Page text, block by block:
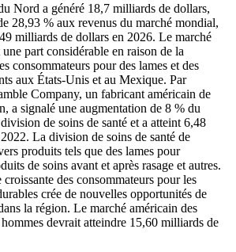
Nord a généré 18,7 milliards de dollars,
28,93 % aux revenus du marché mondial,
milliards de dollars en 2026. Le marché
part considérable en raison de la
consommateurs pour des lames et des
aux États-Unis et au Mexique. Par
Company, un fabricant américain de
a signalé une augmentation de 8 % du
de soins de santé et a atteint 6,48
La division de soins de santé de
produits tels que des lames pour
de soins avant et après rasage et autres.
des consommateurs pour les
crée de nouvelles opportunités de
la région. Le marché américain des
devrait atteindre 15,60 milliards de